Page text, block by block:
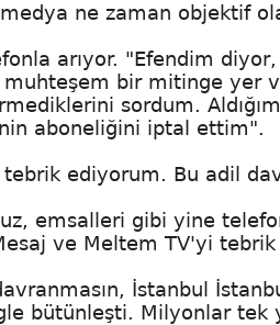
ne zaman objektif
arıyor. "Efendim
bir mitinge yer
sordum.
aboneliğini iptal ettim".
tebrik ediyorum. Bu adil
emsalleri gibi yine
Mesaj ve Meltem TV'yi
İstanbul
bütünleşti. Milyonlar tek